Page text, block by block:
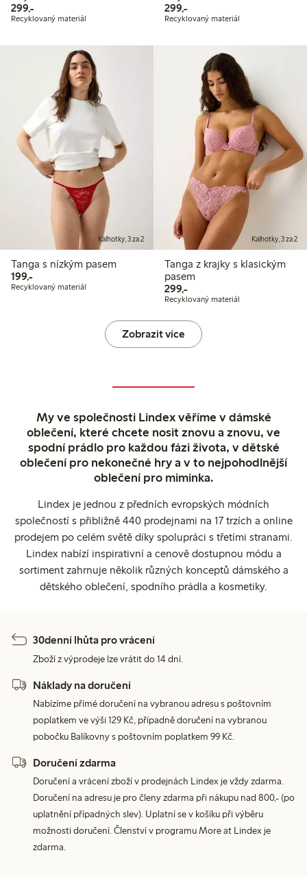
299,-299,00 Kč
Recyklovaný materiál
299,-299,00 Kč
Recyklovaný materiál
Kalhotky, 3 za 2
Tanga s nízkým pasem
199,-199,00 Kč
Recyklovaný materiál
Kalhotky, 3 za 2
Tanga z krajky s klasickým
pasem
299,-299,00 Kč
Recyklovaný materiál
Zobrazit více
My ve společnosti Lindex věříme v dámské
oblečení, které chcete nosit znovu a znovu, ve
spodní prádlo pro každou fázi života, v dětské
oblečení pro nekonečné hry a v to nejpohodlnější
oblečení pro miminka.
Lindex je jednou z předních evropských módních
společností s přibližně 440 prodejnami na 17 trzích a online
prodejem po celém světě díky spolupráci s třetími stranami.
Lindex nabízí inspirativní a cenově dostupnou módu a
sortiment zahrnuje několik různých konceptů dámského a
dětského oblečení, spodního prádla a kosmetiky.
30denní lhůta pro vrácení
Zboží z výprodeje lze vrátit do 14 dní.
Náklady na doručení
Nabízíme přímé doručení na vybranou adresu s poštovním
poplatkem ve výši 129 Kč, případně doručení na vybranou
pobočku Balíkovny s poštovním poplatkem 99 Kč.
Doručení zdarma
Doručení a vrácení zboží v prodejnách Lindex je vždy zdarma.
Doručení na adresu je pro členy zdarma při nákupu nad 800,- (po
uplatnění případných slev). Uplatní se v košíku při výběru
možnosti doručení. Členství v programu More at Lindex je
zdarma.